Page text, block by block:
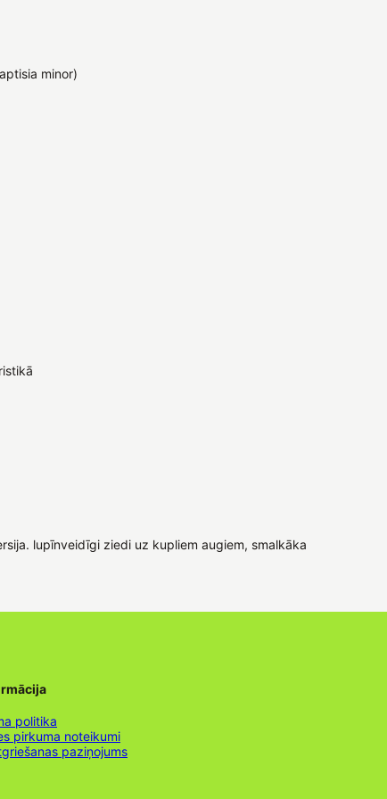
minor)
lupīnveidīgi ziedi uz kupliem augiem, smalkāka
politika
pirkuma noteikumi
paziņojums